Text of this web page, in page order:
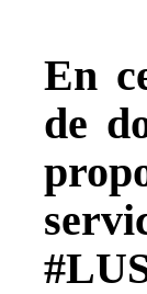
En
de